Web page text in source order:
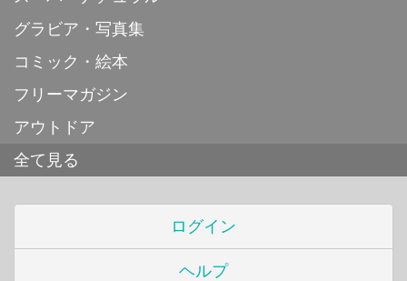
グラビア・写真集
コミック・絵本
フリーマガジン
アウトドア
全て見る
ログイン
ヘルプ